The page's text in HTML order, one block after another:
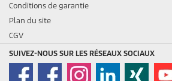
Conditions de garantie
Plan du site
CGV
SUIVEZ-NOUS SUR LES RÉSEAUX SOCIAUX